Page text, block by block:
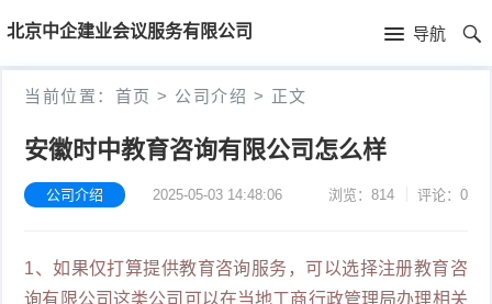
北京中企建业会议服务有限公司 导航
首
页
首
当前位置： 首页 > 公司介绍 > 正文
安徽时中教育咨询有限公司怎么样
公司介绍 2025-05-03 14:48:06 浏览：814 评论：0
1、如果仅打算提供教育咨询服务，可以选择注册教育咨
询有限公司这类公司可以在当地工商行政管理局办理相关